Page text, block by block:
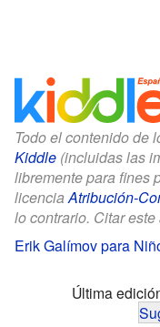
Todo el contenido de
Kiddle (incluidas las
libremente para fines
licencia Atribución-
lo contrario. Citar
Erik Galímov para
Última